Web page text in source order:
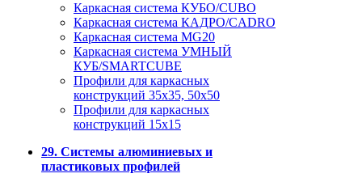
Каркасная система КУБО/CUBO
Каркасная система КАДРО/CADRO
Каркасная система MG20
Каркасная система УМНЫЙ
КУБ/SMARTCUBE
Профили для каркасных
конструкций 35x35, 50x50
Профили для каркасных
конструкций 15х15
29. Системы алюминиевых и
пластиковых профилей